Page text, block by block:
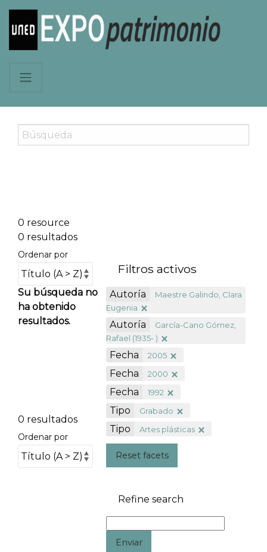
0 resource
0 resultados
Ordenar por
Su búsqueda no
ha obtenido
resultados.
0 resultados
Ordenar por
Filtros activos
Autoría
Maestre Galindo, Clara
Eugenia
Autoría
García-Cano Gómez,
Rafael (1935- )
Fecha 2005
Fecha 2000
Fecha 1992
Tipo Grabado
Tipo Artes plásticas
Reset facets
Refine search
Enviar